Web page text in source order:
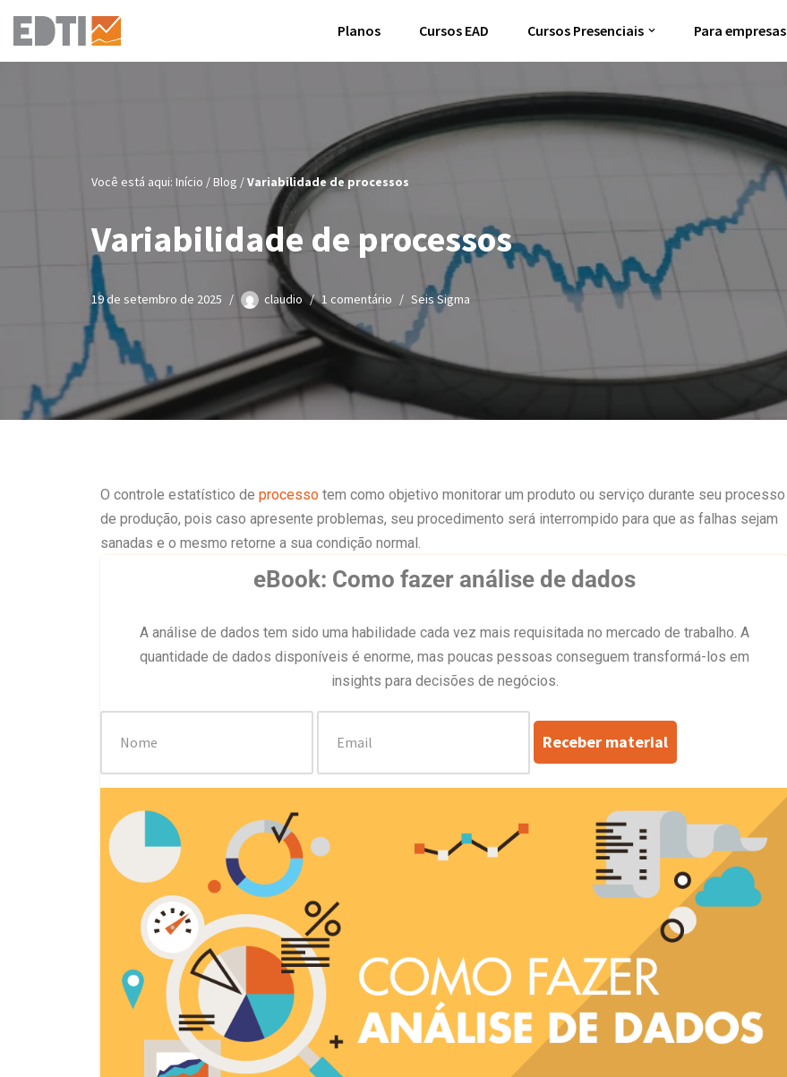
Pular
Planos Cursos EAD Cursos Presenciais Para empresas
Você está aqui: Início /Blog /Variabilidade de processos
Variabilidade de processos
19 de setembro de 2025 claudio 1 comentário Seis Sigma
O controle estatístico de processo tem como objetivo monitorar um produto ou serviço durante seu processo
de produção, pois caso apresente problemas, seu procedimento será interrompido para que as falhas sejam
sanadas e o mesmo retorne a sua condição normal.
eBook: Como fazer análise de dados
A análise de dados tem sido uma habilidade cada vez mais requisitada no mercado de trabalho. A
quantidade de dados disponíveis é enorme, mas poucas pessoas conseguem transformá-los em
insights para decisões de negócios.
Receber material